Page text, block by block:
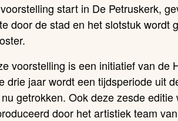
start in De Petruskerk,
door de stad en het slotstuk wordt
voorstelling is een initiatief van de
drie jaar wordt een tijdsperiode uit
getrokken. Ook deze zesde editie
door het artistiek team